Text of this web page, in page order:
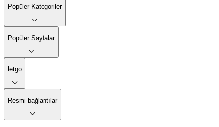
Popüler Kategoriler
Popüler Sayfalar
letgo
Resmi bağlantılar